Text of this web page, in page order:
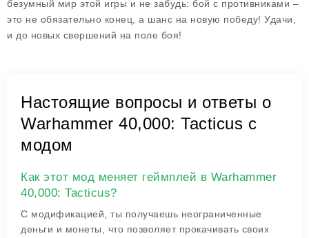
безумный мир этой игры и не забудь: бой с противниками –
это не обязательно конец, а шанс на новую победу! Удачи,
и до новых свершений на поле боя!
Настоящие вопросы и ответы о
Warhammer 40,000: Tacticus с
модом
Как этот мод меняет геймплей в Warhammer
40,000: Tacticus?
С модификацией, ты получаешь неограниченные
деньги и монеты, что позволяет прокачивать своих